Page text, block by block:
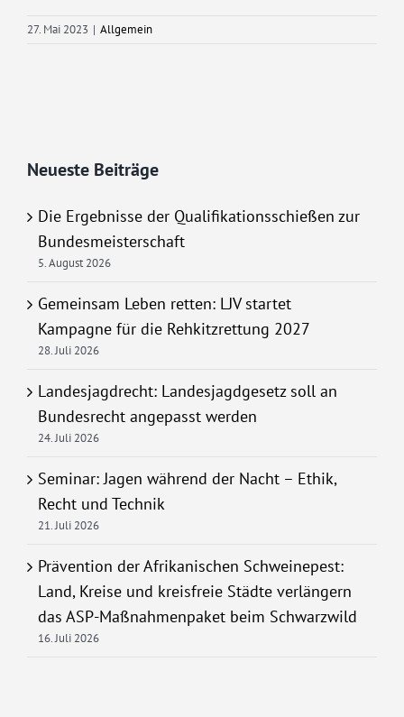
27. Mai 2023 | Allgemein
Neueste Beiträge
Die Ergebnisse der Qualifikationsschießen zur
Bundesmeisterschaft
5. August 2026
Gemeinsam Leben retten: LJV startet
Kampagne für die Rehkitzrettung 2027
28. Juli 2026
Landesjagdrecht: Landesjagdgesetz soll an
Bundesrecht angepasst werden
24. Juli 2026
Seminar: Jagen während der Nacht – Ethik,
Recht und Technik
21. Juli 2026
Prävention der Afrikanischen Schweinepest:
Land, Kreise und kreisfreie Städte verlängern
das ASP-Maßnahmenpaket beim Schwarzwild
16. Juli 2026